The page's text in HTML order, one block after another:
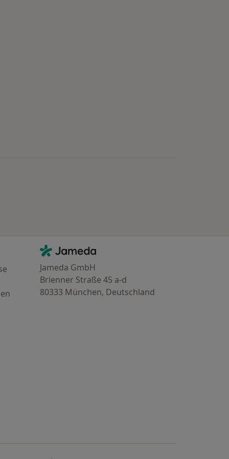
Kontakt
Jameda - Startseite
Jameda GmbH
Brienner Straße 45 a-d
80333 München, Deutschland